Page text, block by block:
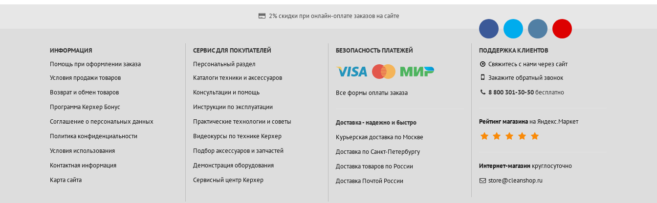
2% скидки при онлайн-оплате заказов на сайте
ИНФОРМАЦИЯ
Помощь при оформлении заказа
Условия продажи товаров
Возврат и обмен товаров
Программа Керхер Бонус
Соглашение о персональных данных
Политика конфиденциальности
Условия использования
Контактная информация
Карта сайта
СЕРВИС ДЛЯ ПОКУПАТЕЛЕЙ
Персональный раздел
Каталоги техники и аксессуаров
Консультации и помощь
Инструкции по эксплуатации
Практические технологии и советы
Видеокурсы по технике Керхер
Подбор аксессуаров и запчастей
Демонстрация оборудования
Сервисный центр Керхер
БЕЗОПАСНОСТЬ ПЛАТЕЖЕЙ
Все формы оплаты заказа
Доставка - надежно и быстро
Курьерская доставка по Москве
Доставка по Санкт-Петербургу
Доставка товаров по России
Доставка Почтой России
ПОДДЕРЖКА КЛИЕНТОВ
Свяжитесь с нами через сайт
Закажите обратный звонок
8 800 301-30-50бесплатно
Рейтинг магазинана Яндекс.Маркет
Интернет-магазинкруглосуточно
store@cleanshop.ru